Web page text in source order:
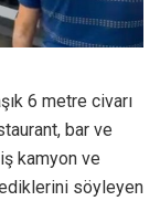
6 metre civarı
bar ve
kamyon ve
söyleyen